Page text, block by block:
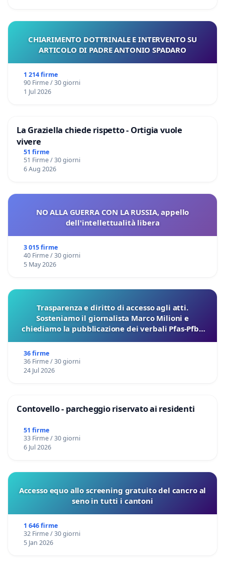
CHIARIMENTO DOTTRINALE E INTERVENTO SU
ARTICOLO DI PADRE ANTONIO SPADARO
1 214 firme
90 Firme / 30 giorni
1 Jul 2026
La Graziella chiede rispetto - Ortigia vuole
vivere
51 firme
51 Firme / 30 giorni
6 Aug 2026
NO ALLA GUERRA CON LA RUSSIA, appello
dell'intellettualità libera
3 015 firme
40 Firme / 30 giorni
5 May 2026
Trasparenza e diritto di accesso agli atti.
Sosteniamo il giornalista Marco Milioni e
chiediamo la pubblicazione dei verbali Pfas-Pfba
36 firme
36 Firme / 30 giorni
24 Jul 2026
Contovello - parcheggio riservato ai residenti
51 firme
33 Firme / 30 giorni
6 Jul 2026
Accesso equo allo screening gratuito del cancro al
seno in tutti i cantoni
1 646 firme
32 Firme / 30 giorni
5 Jan 2026